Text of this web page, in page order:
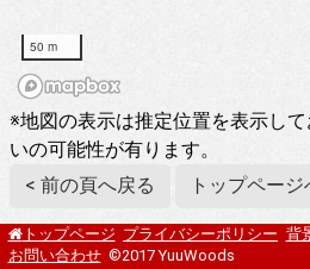
50 m
※地図の表示は推定位置を表示し
いの可能性が有ります。
< 前の頁へ戻る
トップページ
トップページ プライバシーポリシー 背
お問い合わせ ©2017 YuuWoods